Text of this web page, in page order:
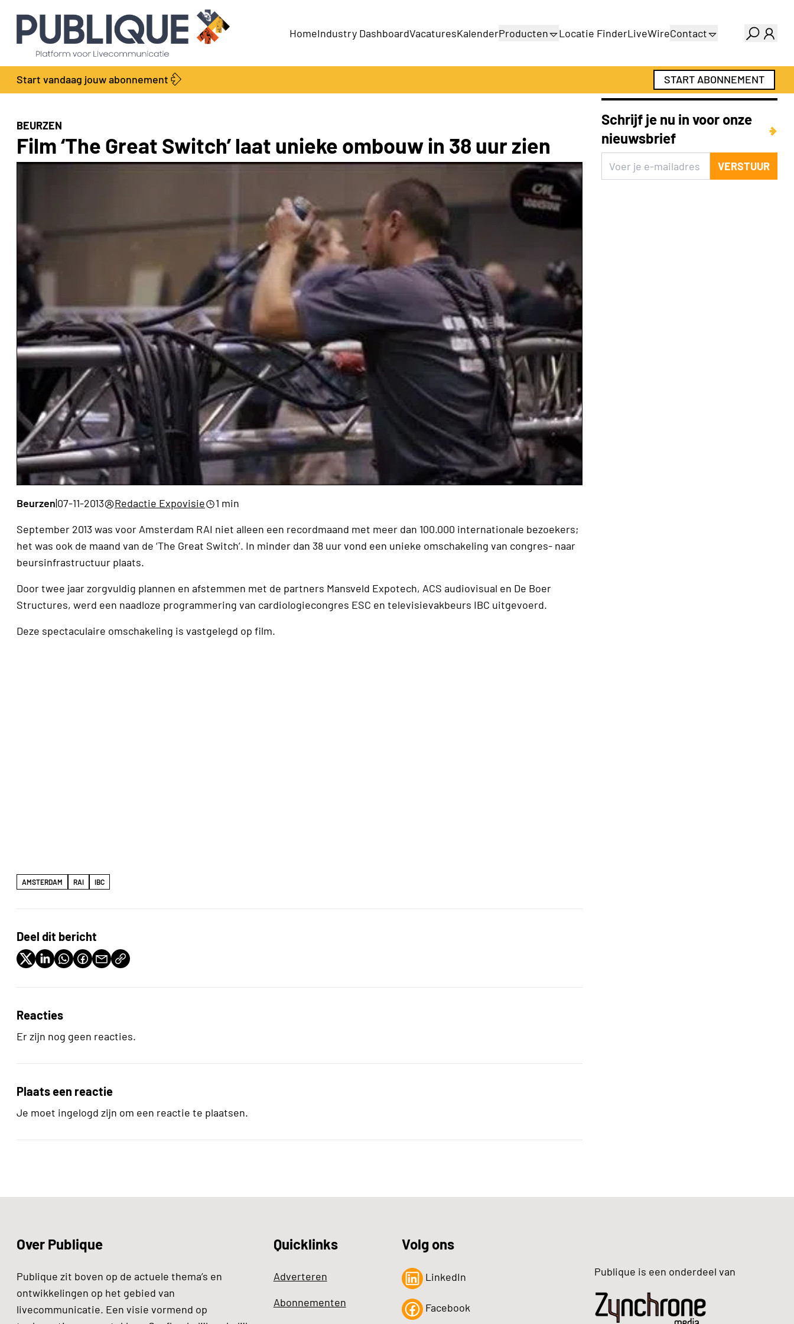
HomeIndustry DashboardVacaturesKalenderProducten
Productengids
Locatie FinderLiveWireContact
Adverteren
Abonnementen
Start vandaag jouw abonnement START ABONNEMENT
BEURZEN
Film ‘The Great Switch’ laat unieke ombouw in 38 uur zien
Beurzen|07-11-2013 Redactie Expovisie
1 min
September 2013 was voor Amsterdam RAI niet alleen een recordmaand met meer dan 100.000 internationale bezoekers;
het was ook de maand van de ‘The Great Switch’. In minder dan 38 uur vond een unieke omschakeling van congres- naar
beursinfrastructuur plaats.
Door twee jaar zorgvuldig plannen en afstemmen met de partners Mansveld Expotech, ACS audiovisual en De Boer
Structures, werd een naadloze programmering van cardiologiecongres ESC en televisievakbeurs IBC uitgevoerd.
Deze spectaculaire omschakeling is vastgelegd op film.
AMSTERDAM RAI IBC
Deel dit bericht
Reacties
Er zijn nog geen reacties.
Plaats een reactie
Je moet ingelogd zijn om een reactie te plaatsen.
Schrijf je nu in voor onze
nieuwsbrief
VERSTUUR
Over Publique
Publique zit boven op de actuele thema’s en
ontwikkelingen op het gebied van
livecommunicatie. Een visie vormend op
Quicklinks
Adverteren
Abonnementen
Volg ons
LinkedIn
Facebook
Publique is een onderdeel van